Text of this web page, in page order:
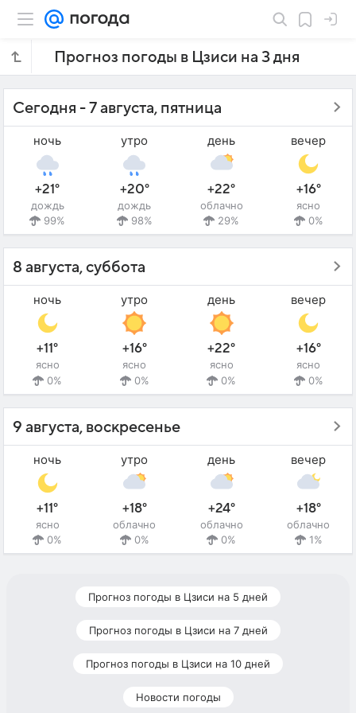
Прогноз погоды в Цзиси на 3 дня
Сегодня - 7 августа, пятница
ночь
+21°
дождь
99%
утро
+20°
дождь
98%
день
+22°
облачно
29%
вечер
+16°
ясно
0%
8 августа, суббота
ночь
+11°
ясно
0%
утро
+16°
ясно
0%
день
+22°
ясно
0%
вечер
+16°
ясно
0%
9 августа, воскресенье
ночь
+11°
ясно
0%
утро
+18°
облачно
0%
день
+24°
облачно
0%
вечер
+18°
облачно
1%
Прогноз погоды в Цзиси на 5 дней
Прогноз погоды в Цзиси на 7 дней
Прогноз погоды в Цзиси на 10 дней
Новости погоды